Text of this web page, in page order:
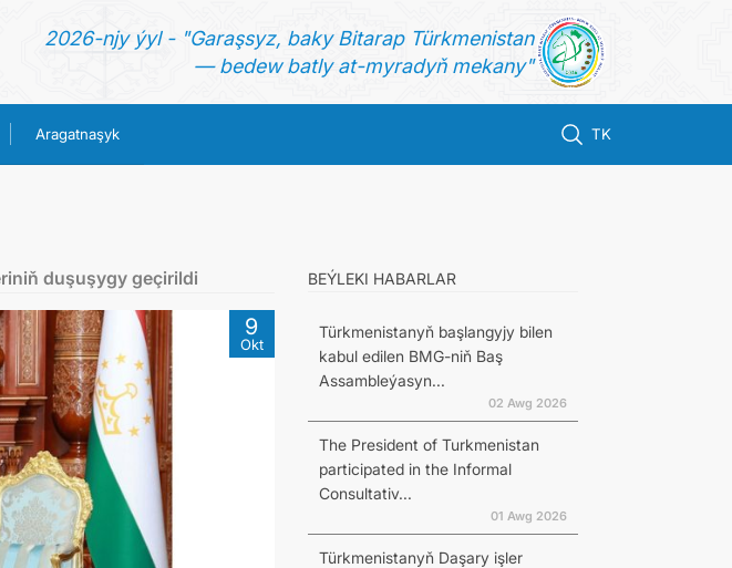
2026-njy ýyl - "Garaşsyz, baky Bitarap Türkmenistan
— bedew batly at-myradyň mekany"
Aragatnaşyk TK
duşuşygy geçirildi
9
Okt
BEÝLEKI HABARLAR
Türkmenistanyň başlangyjy bilen
kabul edilen BMG-niň Baş
Assambleýasyn...
02 Awg 2026
The President of Turkmenistan
participated in the Informal
Consultativ...
01 Awg 2026
Türkmenistanyň Daşary işler